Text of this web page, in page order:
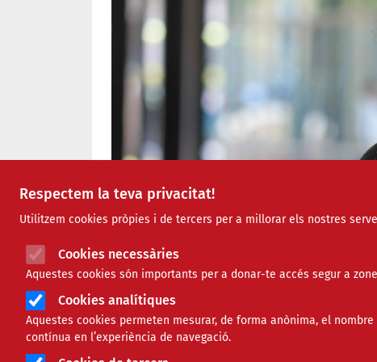
Respectem la teva privacitat!
Utilitzem cookies pròpies i de tercers per a millorar els nostres
Cookies necessàries
Aquestes cookies són importants per a donar-te accés segur a
Cookies analítiques
Aquestes cookies permeten mesurar, de forma anònima, el
contínua en l’experiència de navegació.